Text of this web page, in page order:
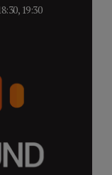
19:30